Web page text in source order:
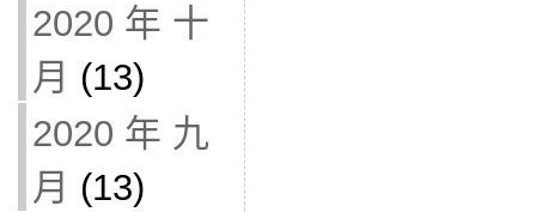
2020 年 十
月 (13)
2020 年 九
月 (13)